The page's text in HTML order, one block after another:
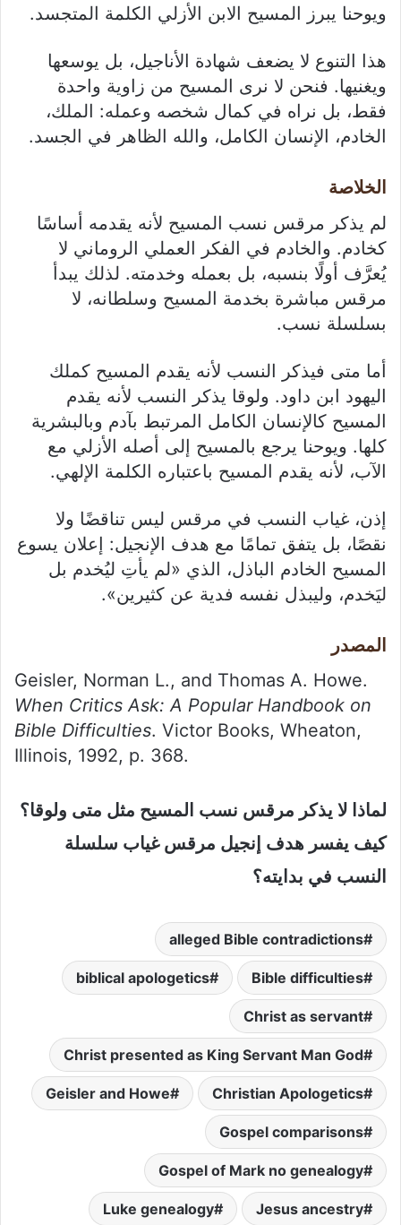
ويوحنا يبرز المسيح الابن الأزلي الكلمة المتجسد.
هذا التنوع لا يضعف شهادة الأناجيل، بل يوسعها
ويغنيها. فنحن لا نرى المسيح من زاوية واحدة
فقط، بل نراه في كمال شخصه وعمله: الملك،
الخادم، الإنسان الكامل، والله الظاهر في الجسد.
الخلاصة
لم يذكر مرقس نسب المسيح لأنه يقدمه أساسًا
كخادم. والخادم في الفكر العملي الروماني لا
يُعرَّف أولًا بنسبه، بل بعمله وخدمته. لذلك يبدأ
مرقس مباشرة بخدمة المسيح وسلطانه، لا
بسلسلة نسب.
أما متى فيذكر النسب لأنه يقدم المسيح كملك
اليهود ابن داود. ولوقا يذكر النسب لأنه يقدم
المسيح كالإنسان الكامل المرتبط بآدم وبالبشرية
كلها. ويوحنا يرجع بالمسيح إلى أصله الأزلي مع
الآب، لأنه يقدم المسيح باعتباره الكلمة الإلهي.
إذن، غياب النسب في مرقس ليس تناقضًا ولا
نقصًا، بل يتفق تمامًا مع هدف الإنجيل: إعلان يسوع
المسيح الخادم الباذل، الذي «لم يأتِ ليُخدم بل
ليَخدم، وليبذل نفسه فدية عن كثيرين».
المصدر
Geisler, Norman L., and Thomas A. Howe.
When Critics Ask: A Popular Handbook on
Bible Difficulties. Victor Books, Wheaton,
Illinois, 1992, p. 368.
لماذا لا يذكر مرقس نسب المسيح مثل متى ولوقا؟
كيف يفسر هدف إنجيل مرقس غياب سلسلة
النسب في بدايته؟
alleged Bible contradictions
Bible difficulties
biblical apologetics
Christ as servant
Christ presented as King Servant Man God
Christian Apologetics
Geisler and Howe
Gospel comparisons
Gospel of Mark no genealogy
Jesus ancestry
Luke genealogy